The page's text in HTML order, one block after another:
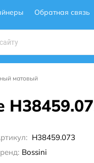
Обратная связь
матовый
H38459.073
Bossini